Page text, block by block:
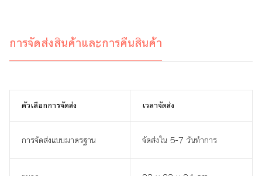
การจัดส่งสินค้าและการคืนสินค้า
ตัวเลือกการจัดส่ง เวลาจัดส่ง
การจัดส่งแบบมาตรฐาน จัดส่งใน 5-7 วันทำการ